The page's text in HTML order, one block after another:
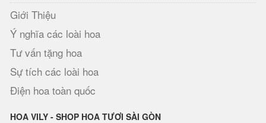
Giới Thiệu
Ý nghĩa các loài hoa
Tư vấn tặng hoa
Sự tích các loài hoa
Điện hoa toàn quốc
HOA VILY - SHOP HOA TƯƠI SÀI GÒN